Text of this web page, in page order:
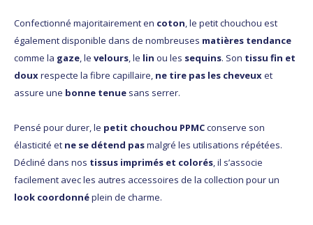
Confectionné majoritairement en coton, le petit chouchou est
également disponible dans de nombreuses matières tendance
comme la gaze, le velours, le lin ou les sequins. Son tissu fin et
douxrespecte la fibre capillaire, ne tire pas les cheveuxet
assure une bonne tenue sans serrer.
Pensé pour durer, le petit chouchou PPMCconserve son
élasticité et ne se détend pasmalgré les utilisations répétées.
Décliné dans nos tissus imprimés et colorés, il s’associe
facilement avec les autres accessoires de la collection pour un
look coordonnéplein de charme.